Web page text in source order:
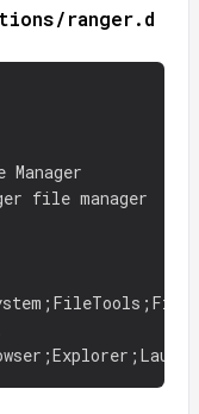
ranger.d
file manager
; FileTools ;
;Explorer ;